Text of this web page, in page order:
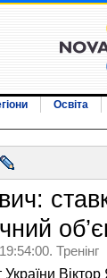
Освіта
Тренінг
України